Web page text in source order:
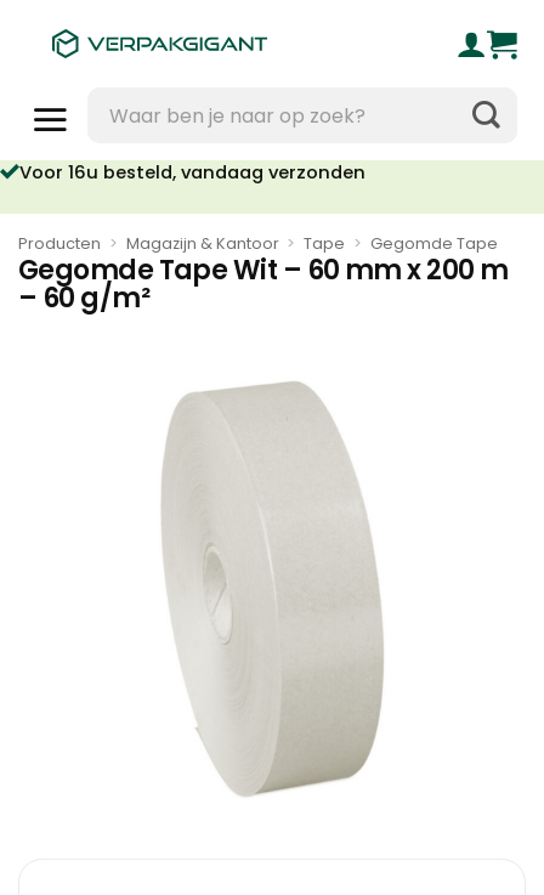
naar:
16u besteld, vandaag verzonden
Geen orderkosten vanaf €95
Producten > Magazijn & Kantoor > Tape > Gegomde Tape
Gegomde Tape Wit – 60 mm x 200 m
– 60 g/m²